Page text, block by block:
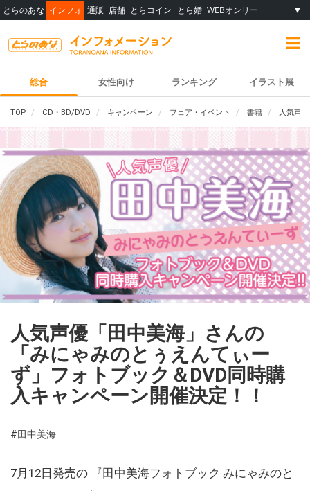
とらのあな インフォ 通販 店舗 とらコイン とら婚 WEBオンリー ▼
総合 女性向け ランキング イラスト展
TOP CD・BD/DVD キャンペーン フェア・イベント 書籍 人気声
人気声優「田中美海」さんの
「みにゃみのとぅえんてぃー
ず」フォトブック＆DVD同時購
入キャンペーン開催決定！！
#田中美海
7月12日発売の 『田中美海フォトブック みにゃみのと